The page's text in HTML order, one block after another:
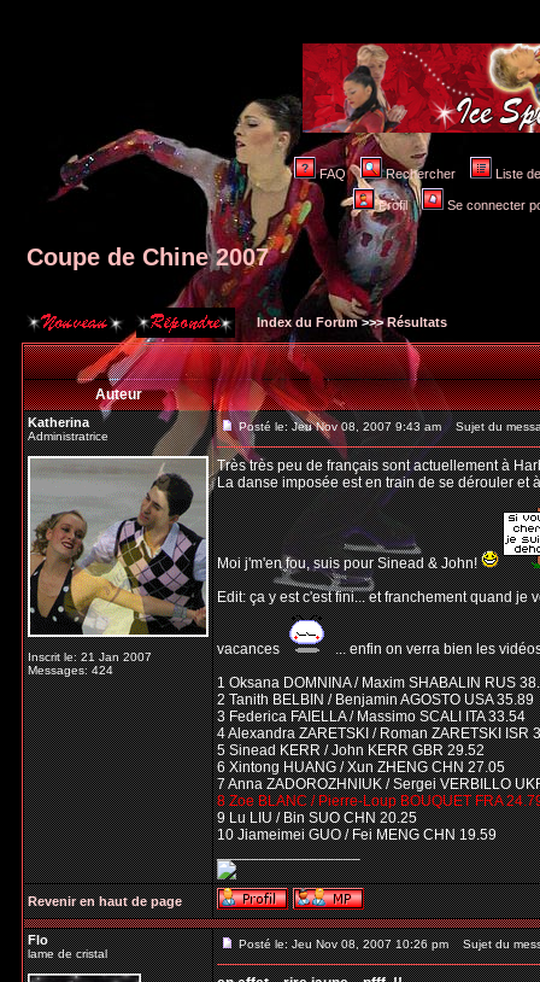
FAQ Rechercher Liste
Profil Se connecter
Coupe de Chine 2007
Index du Forum>>>Résultats
Auteur
Katherina
Administratrice
Inscrit le: 21 Jan 2007
Messages: 424
Posté le: Jeu Nov 08, 2007 9:43 am Sujet du
Très très peu de français sont actuellement à
La danse imposée est en train de se dérouler et
Moi j'm'en fou, suis pour Sinead & John!
Edit: ça y est c'est fini... et franchement quand je
vacances
... enfin on verra bien les
1 Oksana DOMNINA / Maxim SHABALIN RUS
2 Tanith BELBIN / Benjamin AGOSTO USA 35.89
3 Federica FAIELLA / Massimo SCALI ITA 33.54
4 Alexandra ZARETSKI / Roman ZARETSKI ISR
5 Sinead KERR / John KERR GBR 29.52
6 Xintong HUANG / Xun ZHENG CHN 27.05
7 Anna ZADOROZHNIUK / Sergei VERBILLO
8 Zoe BLANC / Pierre-Loup BOUQUET FRA
9 Lu LIU / Bin SUO CHN 20.25
10 Jiameimei GUO / Fei MENG CHN 19.59
_________________
Revenir en haut de page
Flo
lame de cristal
Posté le: Jeu Nov 08, 2007 10:26 pm Sujet du